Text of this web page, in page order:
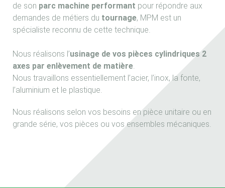
de son parc machine performant pour répondre aux
demandes de métiers du tournage, MPM est un
spécialiste reconnu de cette technique.
Nous réalisons l’usinage de vos pièces cylindriques 2
axes par enlèvement de matière.
Nous travaillons essentiellement l’acier, l’inox, la fonte,
l’aluminium et le plastique.
Nous réalisons selon vos besoins en pièce unitaire ou en
grande série, vos pièces ou vos ensembles mécaniques.